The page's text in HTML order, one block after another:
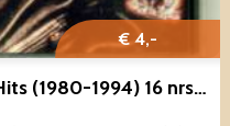
€ 4,-
Aretha Franklin – Greatest Hits (1980-1994) 16 nrs CD 1994 ZGAN